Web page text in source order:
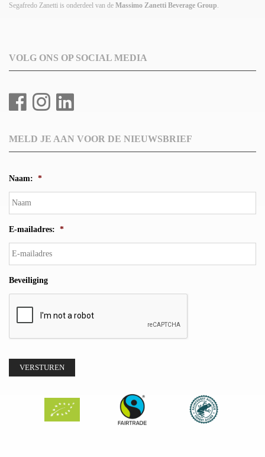
Segafredo Zanetti is onderdeel van de Massimo Zanetti Beverage Group.
VOLG ONS OP SOCIAL MEDIA
MELD JE AAN VOOR DE NIEUWSBRIEF
Naam: *
E-mailadres: *
Beveiliging
VERSTUREN